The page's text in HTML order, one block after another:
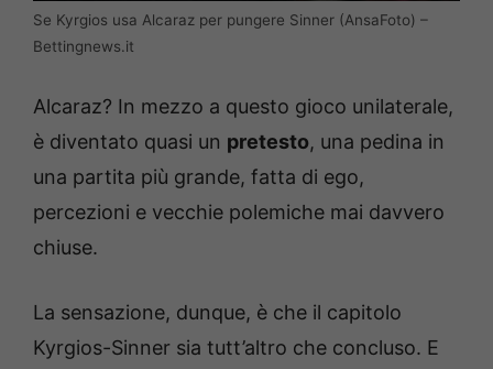
Se Kyrgios usa Alcaraz per pungere Sinner (AnsaFoto) –
Bettingnews.it
Alcaraz? In mezzo a questo gioco unilaterale,
è diventato quasi un pretesto, una pedina in
una partita più grande, fatta di ego,
percezioni e vecchie polemiche mai davvero
chiuse.
La sensazione, dunque, è che il capitolo
Kyrgios-Sinner sia tutt’altro che concluso. E